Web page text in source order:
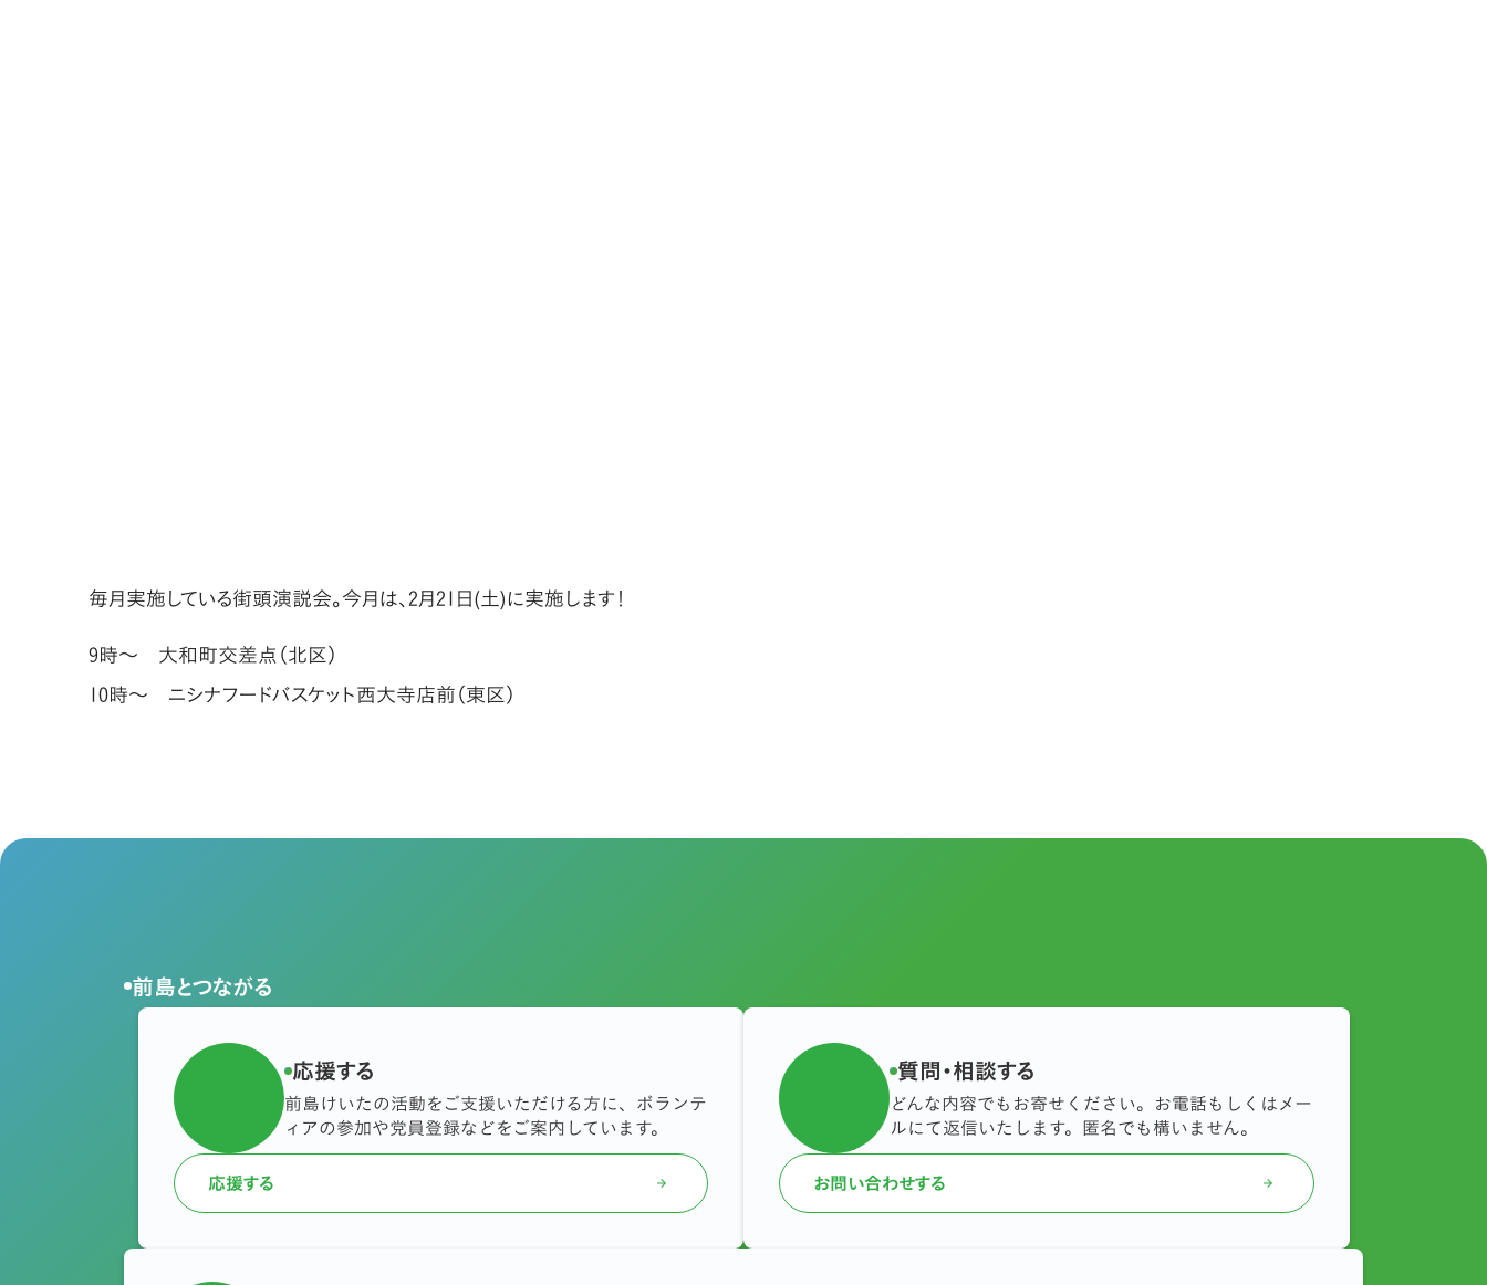
毎月実施している街頭演説会。今月は、2月21日(土)に実施します！
9時〜 大和町交差点（北区）
10時〜 ニシナフードバスケット西大寺店前（東区）
前島とつながる
応援する
前島けいたの活動をご支援いただける方に、ボランテ
ィアの参加や党員登録などをご案内しています。
応援する arrow_forward
質問・相談する
どんな内容でもお寄せください。お電話もしくはメー
ルにて返信いたします。匿名でも構いません。
お問い合わせする arrow_forward